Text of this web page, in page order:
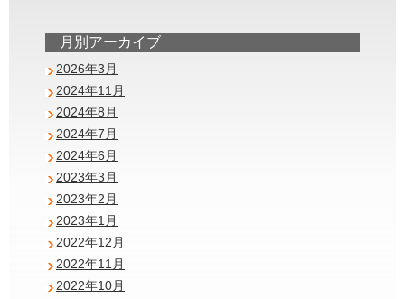
月別アーカイブ
2026年3月
2024年11月
2024年8月
2024年7月
2024年6月
2023年3月
2023年2月
2023年1月
2022年12月
2022年11月
2022年10月